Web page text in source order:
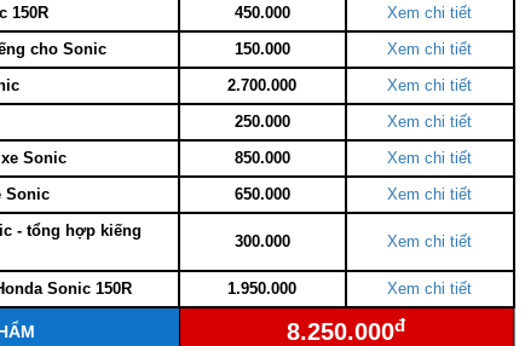
150R 450.000
Xem chi tiết
cho Sonic 150.000
Xem chi tiết
2.700.000
Xem chi tiết
250.000
Xem chi tiết
Sonic 850.000
Xem chi tiết
Sonic 650.000 Xem chi tiết
- tổng hợp kiếng
300.000 Xem chi tiết
Sonic 150R 1.950.000 Xem chi tiết
8.250.000đ